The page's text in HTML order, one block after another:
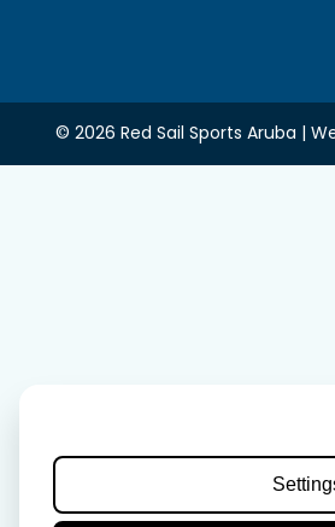
© 2026 Red Sail Sports Aruba |